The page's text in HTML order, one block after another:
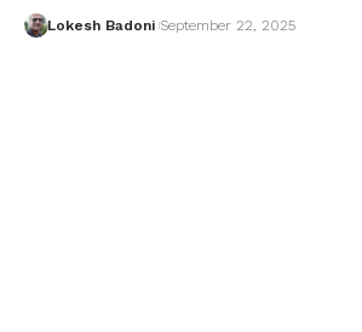
Lokesh Badoni September 22, 2025